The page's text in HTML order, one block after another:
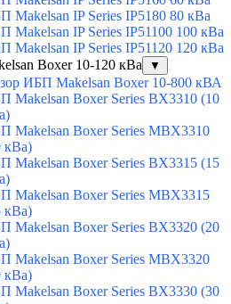
Makelsan IP Series IP5180 80 кВа
Makelsan IP Series IP51100 100 кВа
Makelsan IP Series IP51120 120 кВа
Boxer 10-120 кВа
▼
ИБП Makelsan Boxer 10-800 кВА
Makelsan Boxer Series BX3310 (10
Makelsan Boxer Series MBX3310
кВа)
Makelsan Boxer Series BX3315 (15
Makelsan Boxer Series MBX3315
кВа)
Makelsan Boxer Series BX3320 (20
Makelsan Boxer Series MBX3320
кВа)
Makelsan Boxer Series BX3330 (30